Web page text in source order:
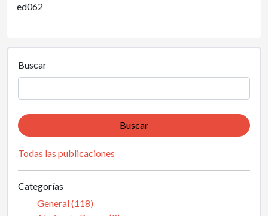
ed062
Buscar
Buscar
Todas las publicaciones
Categorías
General (118)